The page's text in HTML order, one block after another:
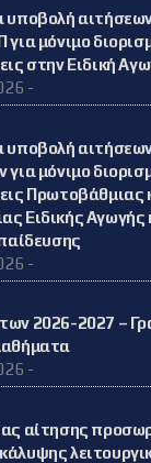
υποβολή
μόνιμο
στην Ειδική
-
υποβολή
για μόνιμο
Πρωτοβάθμιας
Ειδικής Αγωγής
-
2026-2027 –
-
αίτησης